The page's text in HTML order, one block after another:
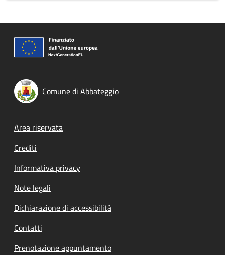
Comune di Abbateggio
Footer menu
Area riservata
Crediti
Informativa privacy
Note legali
Dichiarazione di accessibilità
Contatti
Prenotazione appuntamento